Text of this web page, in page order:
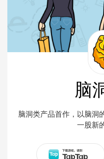
脑
脑洞类产品首作，以脑洞
一股新